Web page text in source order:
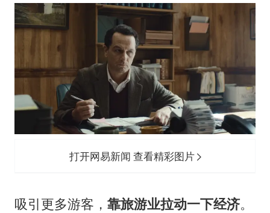
打开网易新闻 查看精彩图片
吸引更多游客， 靠旅游业拉动一下经济。